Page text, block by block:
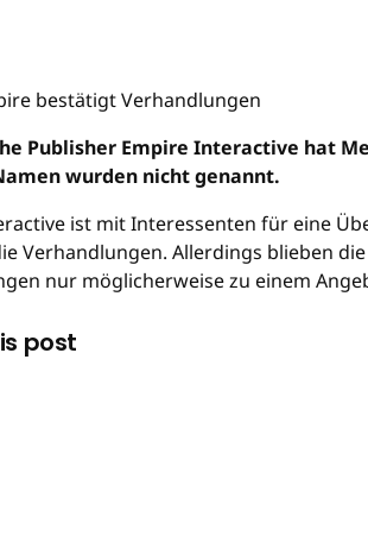
Publisher Empire Interactive hat
wurden nicht genannt.
ist mit Interessenten für eine
Verhandlungen. Allerdings blieben
nur möglicherweise zu einem
post